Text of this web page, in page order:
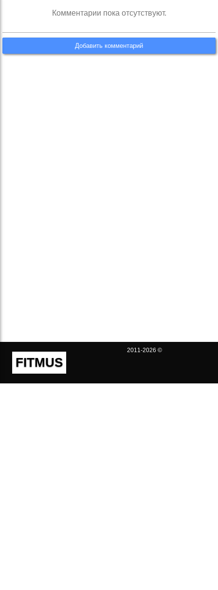
Комментарии пока отсутствуют.
Добавить комментарий
FITMUS
2011-2026 ©